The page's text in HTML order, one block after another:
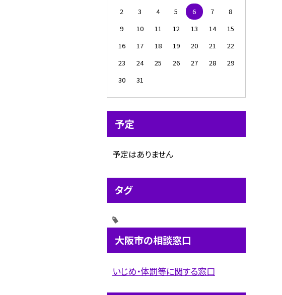
2
3 4 5 6 7
8
9
10 11 12 13 14
15
16
17 18 19 20 21
22
23
24 25 26 27 28
29
30
31
予定
予定はありません
タグ
大阪市の相談窓口
いじめ・体罰等に関する窓口